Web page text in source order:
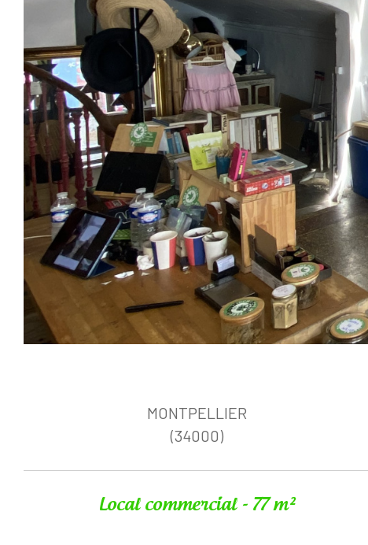
MONTPELLIER
(34000)
Local commercial - 77 m²